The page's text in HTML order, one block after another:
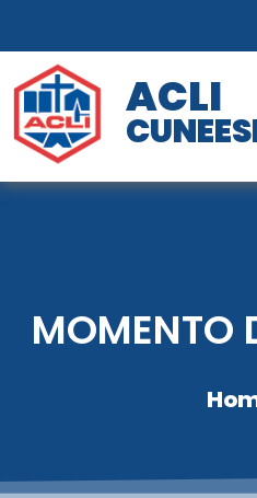
ACLI
MOMENTO